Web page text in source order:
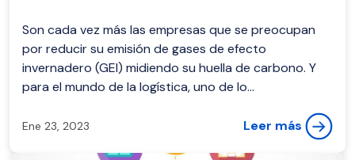
Son cada vez más las empresas que se preocupan
por reducir su emisión de gases de efecto
invernadero (GEI) midiendo su huella de carbono. Y
para el mundo de la logística, uno de lo...
Ene 23, 2023 Leer más